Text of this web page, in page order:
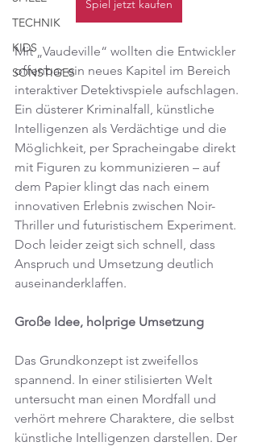
TECHNIK
KIDS
SONSTIGES
Spiel jetzt kaufen
Mit „Vaudeville“ wollten die Entwickler
offenbar ein neues Kapitel im Bereich
interaktiver Detektivspiele aufschlagen.
Ein düsterer Kriminalfall, künstliche
Intelligenzen als Verdächtige und die
Möglichkeit, per Spracheingabe direkt
mit Figuren zu kommunizieren – auf
dem Papier klingt das nach einem
innovativen Erlebnis zwischen Noir-
Thriller und futuristischem Experiment.
Doch leider zeigt sich schnell, dass
Anspruch und Umsetzung deutlich
auseinanderklaffen.
Große Idee, holprige Umsetzung
Das Grundkonzept ist zweifellos
spannend. In einer stilisierten Welt
untersucht man einen Mordfall und
verhört mehrere Charaktere, die selbst
künstliche Intelligenzen darstellen. Der